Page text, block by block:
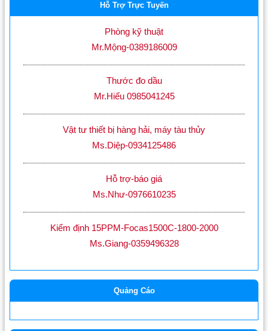
Hỗ Trợ Trực Tuyến
Phòng kỹ thuật
Mr.Mộng-0389186009
Thước đo dầu
Mr.Hiếu 0985041245
Vật tư thiết bị hàng hải, máy tàu thủy
Ms.Diệp-0934125486
Hỗ trợ-báo giá
Ms.Như-0976610235
Kiểm định 15PPM-Focas1500C-1800-2000
Ms.Giang-0359496328
Quảng Cáo